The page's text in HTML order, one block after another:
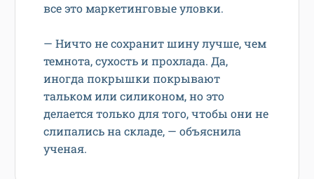
все это маркетинговые уловки.
— Ничто не сохранит шину лучше, чем
темнота, сухость и прохлада. Да,
иногда покрышки покрывают
тальком или силиконом, но это
делается только для того, чтобы они не
слипались на складе, — объяснила
ученая.